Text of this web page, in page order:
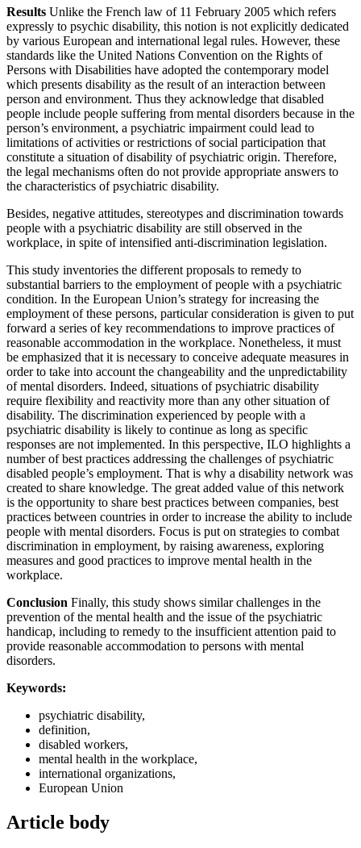
Results Unlike the French law of 11 February 2005 which refers
expressly to psychic disability, this notion is not explicitly dedicated
by various European and international legal rules. However, these
standards like the United Nations Convention on the Rights of
Persons with Disabilities have adopted the contemporary model
which presents disability as the result of an interaction between
person and environment. Thus they acknowledge that disabled
people include people suffering from mental disorders because in the
person’s environment, a psychiatric impairment could lead to
limitations of activities or restrictions of social participation that
constitute a situation of disability of psychiatric origin. Therefore,
the legal mechanisms often do not provide appropriate answers to
the characteristics of psychiatric disability.
Besides, negative attitudes, stereotypes and discrimination towards
people with a psychiatric disability are still observed in the
workplace, in spite of intensified anti-discrimination legislation.
This study inventories the different proposals to remedy to
substantial barriers to the employment of people with a psychiatric
condition. In the European Union’s strategy for increasing the
employment of these persons, particular consideration is given to put
forward a series of key recommendations to improve practices of
reasonable accommodation in the workplace. Nonetheless, it must
be emphasized that it is necessary to conceive adequate measures in
order to take into account the changeability and the unpredictability
of mental disorders. Indeed, situations of psychiatric disability
require flexibility and reactivity more than any other situation of
disability. The discrimination experienced by people with a
psychiatric disability is likely to continue as long as specific
responses are not implemented. In this perspective, ILO highlights a
number of best practices addressing the challenges of psychiatric
disabled people’s employment. That is why a disability network was
created to share knowledge. The great added value of this network
is the opportunity to share best practices between companies, best
practices between countries in order to increase the ability to include
people with mental disorders. Focus is put on strategies to combat
discrimination in employment, by raising awareness, exploring
measures and good practices to improve mental health in the
workplace.
Conclusion Finally, this study shows similar challenges in the
prevention of the mental health and the issue of the psychiatric
handicap, including to remedy to the insufficient attention paid to
provide reasonable accommodation to persons with mental
disorders.
Keywords:
psychiatric disability,
definition,
disabled workers,
mental health in the workplace,
international organizations,
European Union
Article body